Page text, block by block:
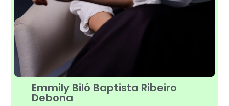
Emmily Biló Baptista Ribeiro
Debona